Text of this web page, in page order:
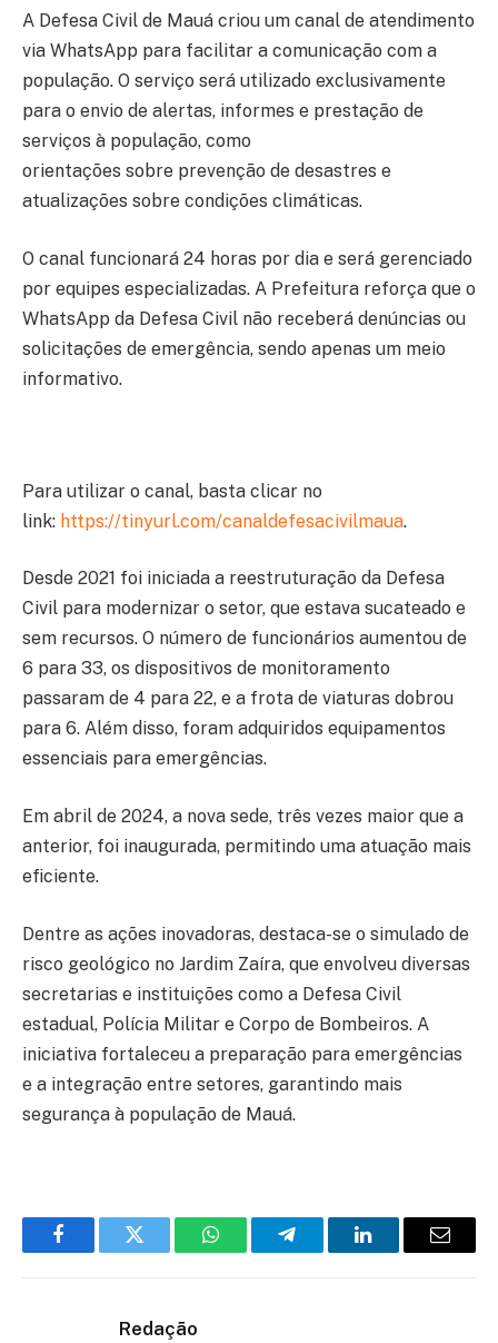
A Defesa Civil de Mauá criou um canal de atendimento
via WhatsApp para facilitar a comunicação com a
população. O serviço será utilizado exclusivamente
para o envio de alertas, informes e prestação de
serviços à população, como
orientações sobre prevenção de desastres e
atualizações sobre condições climáticas.
O canal funcionará 24 horas por dia e será gerenciado
por equipes especializadas. A Prefeitura reforça que o
WhatsApp da Defesa Civil não receberá denúncias ou
solicitações de emergência, sendo apenas um meio
informativo.
Para utilizar o canal, basta clicar no
link: https://tinyurl.com/canaldefesacivilmaua.
Desde 2021 foi iniciada a reestruturação da Defesa
Civil para modernizar o setor, que estava sucateado e
sem recursos. O número de funcionários aumentou de
6 para 33, os dispositivos de monitoramento
passaram de 4 para 22, e a frota de viaturas dobrou
para 6. Além disso, foram adquiridos equipamentos
essenciais para emergências.
Em abril de 2024, a nova sede, três vezes maior que a
anterior, foi inaugurada, permitindo uma atuação mais
eficiente.
Dentre as ações inovadoras, destaca-se o simulado de
risco geológico no Jardim Zaíra, que envolveu diversas
secretarias e instituições como a Defesa Civil
estadual, Polícia Militar e Corpo de Bombeiros. A
iniciativa fortaleceu a preparação para emergências
e a integração entre setores, garantindo mais
segurança à população de Mauá.
FacebookTwitter WhatsAppTelegramLinkedInEmail
Redação